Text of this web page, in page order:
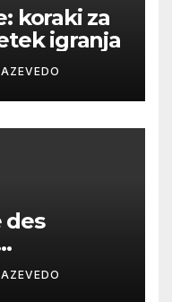
koraki za
igranja
des
et